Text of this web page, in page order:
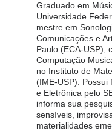
Graduado em
Universidade
mestre em
Comunicações e
Paulo (ECA-USP),
Computação
no Instituto de
(IME-USP). Possui
e Eletrônica pelo
informa sua
sensíveis,
materialidades